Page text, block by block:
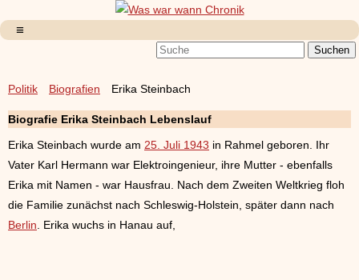
Politik Biografien Erika Steinbach
Biografie Erika Steinbach Lebenslauf
Erika Steinbach wurde am 25. Juli 1943 in Rahmel geboren. Ihr
Vater Karl Hermann war Elektroingenieur, ihre Mutter - ebenfalls
Erika mit Namen - war Hausfrau. Nach dem Zweiten Weltkrieg floh
die Familie zunächst nach Schleswig-Holstein, später dann nach
Berlin. Erika wuchs in Hanau auf,